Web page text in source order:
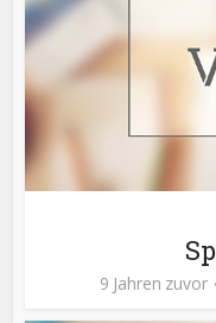
9 Jahren zuvor